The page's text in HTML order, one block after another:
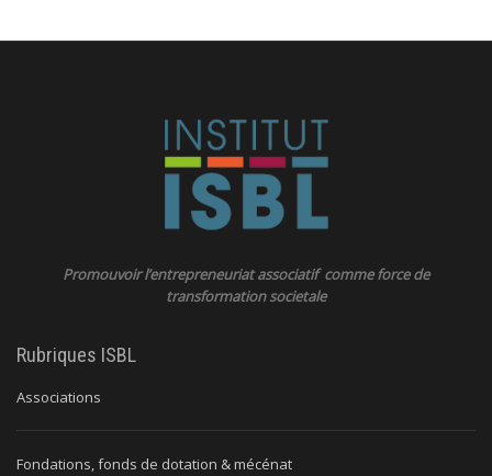
Promouvoir l’entrepreneuriat associatif comme force de
transformation societale
Rubriques ISBL
Associations
Fondations, fonds de dotation & mécénat